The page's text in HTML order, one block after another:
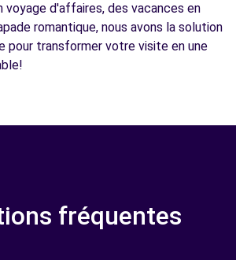
voyage d'affaires, des vacances en
romantique, nous avons la solution
pour transformer votre visite en une
fréquentes